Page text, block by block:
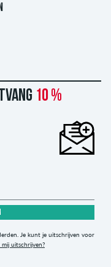
10 %
Je kunt je uitschrijven voor
uitschrijven?